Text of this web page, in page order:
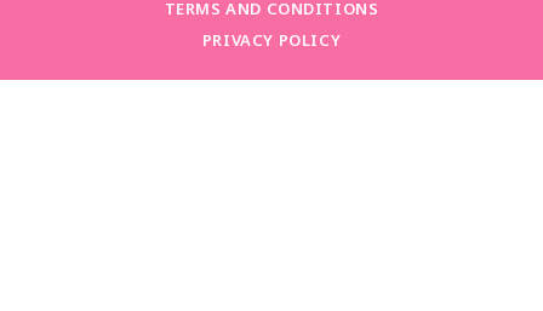
TERMS AND CONDITIONS
PRIVACY POLICY